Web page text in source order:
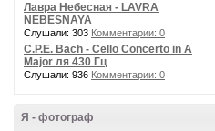
Лавра Небесная - LAVRA
NEBESNAYA
Слушали: 303 Комментарии: 0
C.P.E. Bach - Cello Concerto in A
Major ля 430 Гц
Слушали: 936 Комментарии: 0
Я - фотограф